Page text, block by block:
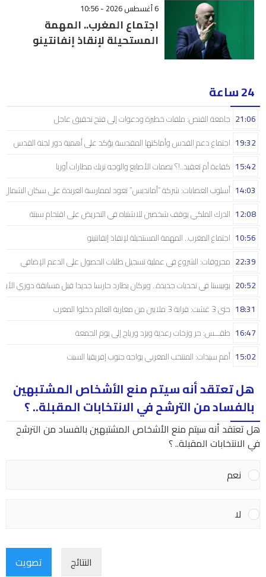
6 أغسطس 2026 - 10:56
اجتماع المغرب.. المهمة
المستحيلة لإنقاذ إنفانتينو
24 ساعة
جامعة القنص: ملفات خطيرة ودعوات إلى فتح تحقيق عاجل 21:06
اجتماع دعم القدس وأماكنها المقدسة يؤكد على أهمية دور لجنة القدس 19:32
كفاءة أم تعقيد..!؟ بصمات الأصابع والوجه تربك مطارات أوربا 15:42
أسلوب العصابات: شركة “أمانديس” تعود لممارسة العربدة على سكان 14:03
الدرك الملكي يوقف شخصين للاشتباه في التحريض على اقتحام سبتة 12:08
اجتماع المغرب.. المهمة المستحيلة لإنقاذ إنفانتينو 10:56
محروقات: الشروع في عملية تسجيل طلبات الحصول على الدعم الإضافي 22:39
بوبيستا في تحديات جديدة.. وبركان يطارد حارسا جديدا قبل مسابقة دوري 20:52
حتى 3 غشت: قرابة 3 ملايين من مغاربة العالم دخلوا المغرب 18:31
طقـــس: حر وزخات رعدية وبرَد ورياح إلى يوم الجمعة 16:47
أمم سيدات: المنتخب المغربي يواجه جنوب إفريقيا السبت 15:02
هل تعتقد أنه سيتم منع الأشخاص المشتبهين
بالفساد من الترشح في الانتخابات المقبلة.. ؟
هل تعتقد أنه سيتم منع الأشخاص المشتبهين بالفساد من الترشح
في الانتخابات المقبلة.. ؟
نعم
لا
النتائج تصويت